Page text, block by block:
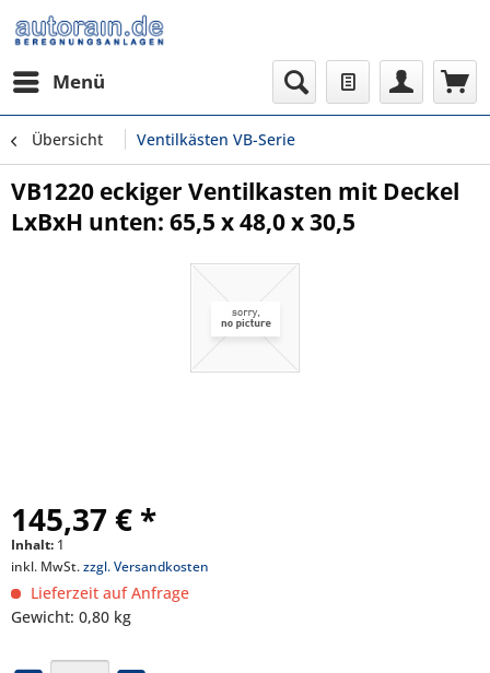
Menü
Übersicht Ventilkästen VB-Serie
VB1220 eckiger Ventilkasten mit Deckel
LxBxH unten: 65,5 x 48,0 x 30,5
145,37 € *
Inhalt: 1
inkl. MwSt.zzgl. Versandkosten
Lieferzeit auf Anfrage
Gewicht: 0,80 kg